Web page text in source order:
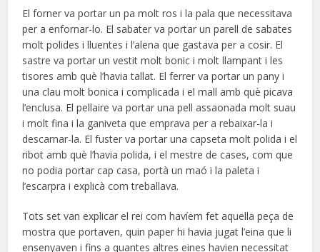
El forner va portar un pa molt ros i la pala que necessitava
per a enfornar-lo. El sabater va portar un parell de sabates
molt polides i lluentes i l’alena que gastava per a cosir. El
sastre va portar un vestit molt bonic i molt llampant i les
tisores amb què l’havia tallat. El ferrer va portar un pany i
una clau molt bonica i complicada i el mall amb què picava
l’enclusa. El pellaire va portar una pell assaonada molt suau
i molt fina i la ganiveta que emprava per a rebaixar-la i
descarnar-la. El fuster va portar una capseta molt polida i el
ribot amb què l’havia polida, i el mestre de cases, com que
no podia portar cap casa, portà un maó i la paleta i
l’escarpra i explicà com treballava.
Tots set van explicar el rei com havíem fet aquella peça de
mostra que portaven, quin paper hi havia jugat l’eina que li
ensenyaven i fins a quantes altres eines havien necessitat